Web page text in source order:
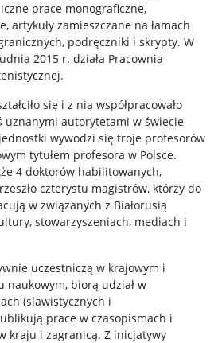
prace monograficzne,
artykuły zamieszczane na łamach
podręczniki i skrypty. W
2015 r. działa Pracownia
się i z nią współpracowało
uznanymi autorytetami w świecie
wywodzi się troje profesorów
tytułem profesora w Polsce.
4 doktorów habilitowanych,
czterystu magistrów, którzy do
w związanych z Białorusią
stowarzyszeniach, mediach i
uczestniczą w krajowym i
naukowym, biorą udział w
(slawistycznych i
prace w czasopismach i
kraju i zagranicą. Z inicjatywy